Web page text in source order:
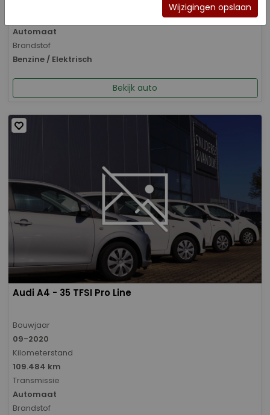
Automaat
Brandstof
Benzine / Elektrisch
Bekijk auto
Audi A4 - 35 TFSI Pro Line
Bouwjaar
09-2020
Kilometerstand
109.484 km
Transmissie
Automaat
Brandstof
Wijzigingen opslaan